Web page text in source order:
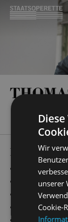
die
Evita“
Ball im
Cabaret“
Wir
unserer
Cookie-